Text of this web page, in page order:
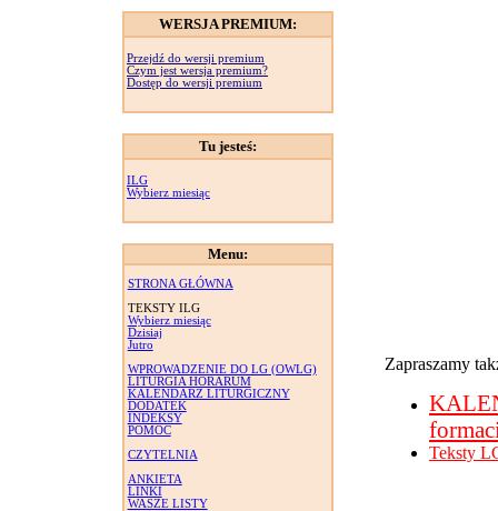
WERSJA PREMIUM:
Przejdź do wersji premium
Czym jest wersja premium?
Dostęp do wersji premium
Tu jesteś:
ILG
Wybierz miesiąc
Menu:
STRONA GŁÓWNA
TEKSTY ILG
Wybierz miesiąc
Dzisiaj
Jutro
WPROWADZENIE DO LG (OWLG)
LITURGIA HORARUM
KALENDARZ LITURGICZNY
DODATEK
INDEKSY
POMOC
CZYTELNIA
ANKIETA
LINKI
WASZE LISTY
Zapraszamy
Teksty